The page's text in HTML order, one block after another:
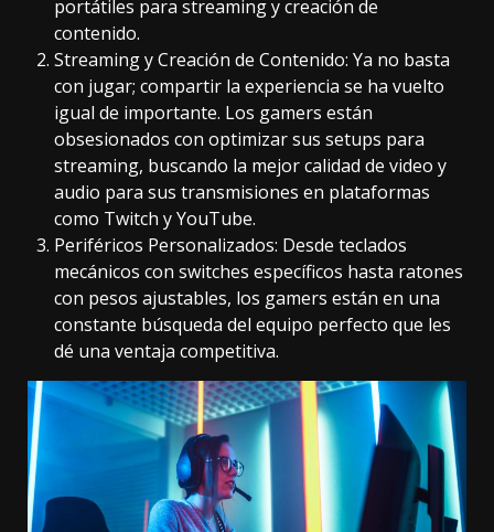
portátiles para streaming y creación de
contenido.
Streaming y Creación de Contenido: Ya no basta
con jugar; compartir la experiencia se ha vuelto
igual de importante. Los gamers están
obsesionados con optimizar sus setups para
streaming, buscando la mejor calidad de video y
audio para sus transmisiones en plataformas
como Twitch y YouTube.
Periféricos Personalizados: Desde teclados
mecánicos con switches específicos hasta ratones
con pesos ajustables, los gamers están en una
constante búsqueda del equipo perfecto que les
dé una ventaja competitiva.